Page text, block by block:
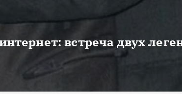
встреча двух